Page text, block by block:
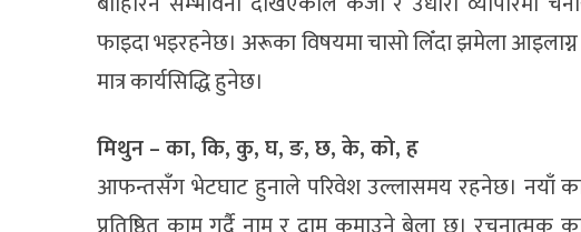
फाइदा भइरहनेछ। अरूका विषयमा चासो लिँदा झमेला
मात्र कार्यसिद्धि हुनेछ।
मिथुन – का, कि, कु, घ, ङ, छ, के, को, ह
आफन्तसँग भेटघाट हुनाले परिवेश उल्लासमय रहनेछ। नयाँ